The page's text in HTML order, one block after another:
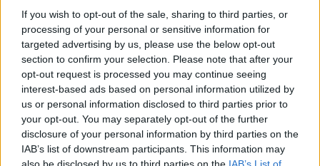
If you wish to opt-out of the sale, sharing to third parties, or
processing of your personal or sensitive information for
targeted advertising by us, please use the below opt-out
section to confirm your selection. Please note that after your
opt-out request is processed you may continue seeing
interest-based ads based on personal information utilized by
us or personal information disclosed to third parties prior to
your opt-out. You may separately opt-out of the further
disclosure of your personal information by third parties on the
IAB’s list of downstream participants. This information may